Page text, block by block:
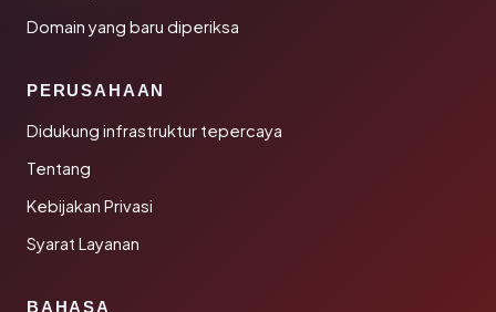
Domain yang baru diperiksa
PERUSAHAAN
Didukung infrastruktur tepercaya
Tentang
Kebijakan Privasi
Syarat Layanan
BAHASA